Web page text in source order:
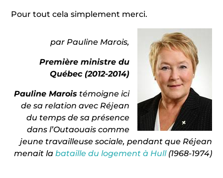
Pour tout cela simplement merci.
par Pauline Marois,
Première ministre du
Québec (2012-2014)
Pauline Maroistémoigne ici
de sa relation avec Réjean
du temps de sa présence
dans l’Outaouais comme
jeune travailleuse sociale, pendant que Réjean
menait la bataille du logement à Hull(1968-1974)